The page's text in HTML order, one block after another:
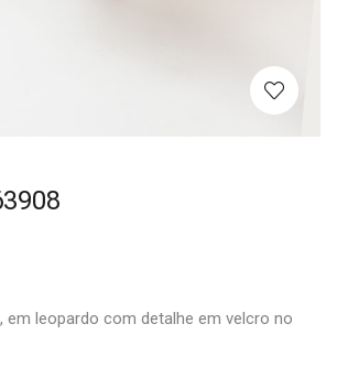
em leopardo com detalhe em velcro no